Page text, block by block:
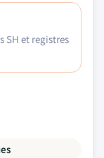
et registres